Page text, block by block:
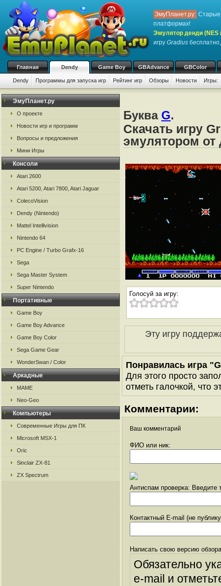
ЭмуПланет.ру: Старые
платформах!
Эмулятор денди (NES
игру Gradius
Главная Dendy Game Boy GBAdvance GBColor
Dendy Программы для запуска игр Рейтинг игр Обзоры Новости Игры:
ЭмуПланет.ру
О проекте
Новости игр и программ
Вопросы и предложения
Мини Игры
Консоли
Atari 2600
Atari 5200, Atari 7800, Atari Jaguar
ColecoVision
Dendy (Nintendo)
Mattel Intellivision
Nintendo 64
PC Engine / Turbo Grafx-16
Sega
Sega Master System
Super Nintendo
Портативные
Game Boy
Game Boy Advance
Game Boy Color
Sega Game Gear
WonderSwan / Color
Аркадные
MAME
Neo-Geo
Компьютеры
Современные Игры для ПК
Microsoft MSX-1
Oric
Sinclair ZX-81
ZX Spectrum
Буква G.
Скачать игру
эмулятором от
Голосуй за игру:
Эту игру
Понравилась игра
Для этого просто
отметь галочкой, что
Комментарии:
Ваш комментарий
ФИО или ник:
Антиспам проверка: Введите
Контактный E-mail (не
Написать свою версию
Обязательно
e-mail и